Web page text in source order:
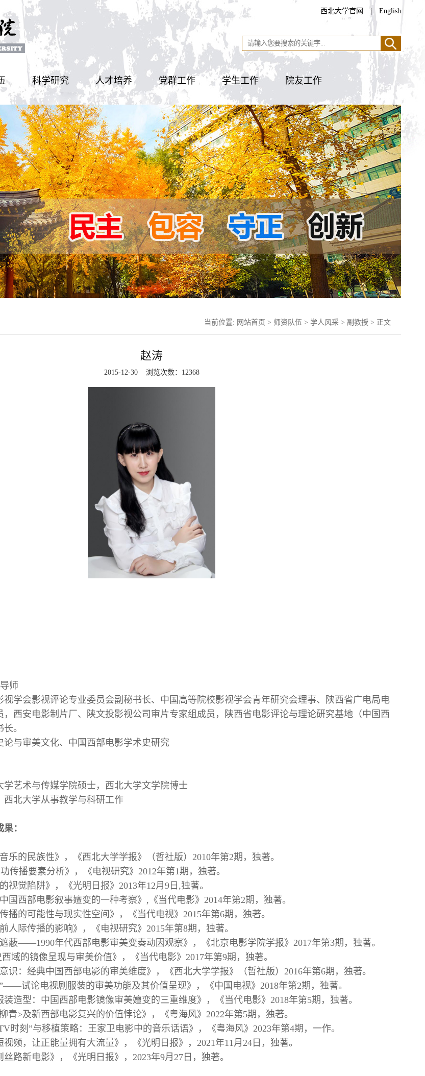
西北大学官网 | English
科学研究 人才培养 党群工作 学生工作 院友工作
当前位置: 网站首页 > 师资队伍 > 学人风采 > 副教授 > 正文
赵涛
2015-12-30 浏览次数： 12368
师
视学会影视评论专业委员会副秘书长、中国高等院校影视学会青年研究会理事、陕西省广电局电
，西安电影制片厂、陕文投影视公司审片专家组成员，陕西省电影评论与理论研究基地（中国西
。
论与审美文化、中国西部电影学术史研究
学艺术与传媒学院硕士，西北大学文学院博士
北大学从事教学与科研工作
：
乐的民族性》，《西北大学学报》（哲社版）2010年第2期，独著。
传播要素分析》，《电视研究》2012年第1期，独著。
视觉陷阱》，《光明日报》2013年12月9日,独著。
国西部电影叙事嬗变的一种考察》,《当代电影》2014年第2期，独著。
播的可能性与现实性空间》，《当代电视》2015年第6期，独著。
人际传播的影响》，《电视研究》2015年第8期，独著。
蔽——1990年代西部电影审美变奏动因观察》，《北京电影学院学报》2017年第3期，独著。
域的镜像呈现与审美价值》，《当代电影》2017年第9期，独著。
识：经典中国西部电影的审美维度》，《西北大学学报》（哲社版）2016年第6期，独著。
试论电视剧服装的审美功能及其价值呈现》，《中国电视》2018年第2期，独著。
造型：中国西部电影镜像审美嬗变的三重维度》，《当代电影》2018年第5期，独著。
青>及新西部电影复兴的价值悖论》，《粤海风》2022年第5期，独著。
时刻”与移植策略：王家卫电影中的音乐话语》，《粤海风》2023年第4期，一作。
频，让正能量拥有大流量》，《光明日报》，2021年11月24日，独著。
路新电影》，《光明日报》，2023年9月27日，独著。